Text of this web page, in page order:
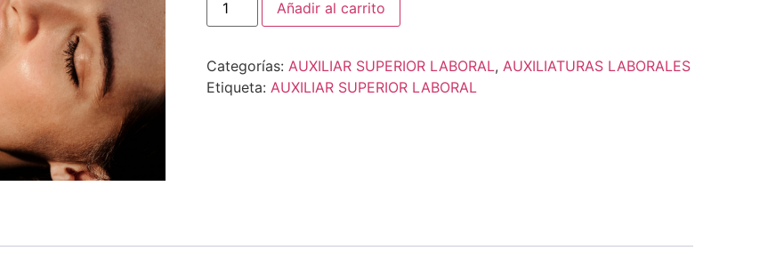
Añadir al carrito
Categorías: AUXILIAR SUPERIOR LABORAL, AUXILIATURAS LABORALES
Etiqueta: AUXILIAR SUPERIOR LABORAL